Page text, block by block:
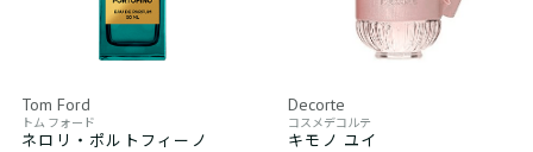
Tom Ford
トム フォード
ネロリ・ポルトフィーノ
Decorte
コスメデコルテ
キモノ ユイ